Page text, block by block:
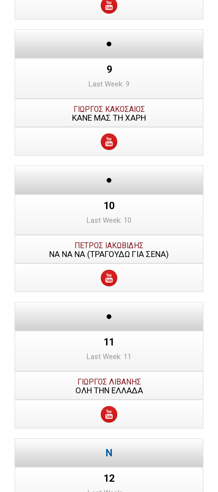
9
Last Week: 9
ΓΙΩΡΓΟΣ ΚΑΚΟΣΑΙΟΣ
ΚΑΝΕ ΜΑΣ ΤΗ ΧΑΡΗ
10
Last Week: 10
ΠΕΤΡΟΣ ΙΑΚΩΒΙΔΗΣ
ΝΑ ΝΑ ΝΑ (ΤΡΑΓΟΥΔΩ ΓΙΑ ΣΕΝΑ)
11
Last Week: 11
ΓΙΩΡΓΟΣ ΛΙΒΑΝΗΣ
ΟΛΗ ΤΗΝ ΕΛΛΑΔΑ
12